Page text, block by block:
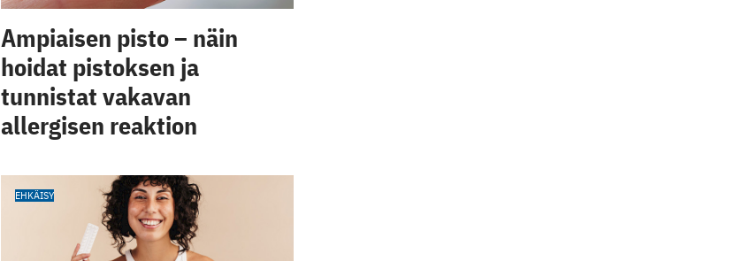
Ampiaisen pisto – näin
hoidat pistoksen ja
tunnistat vakavan
allergisen reaktion
EHKÄISY